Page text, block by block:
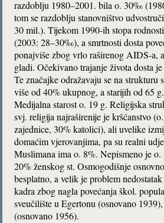
razdoblju 1980–2001. bila o. 30‰
tom se razdoblju stanovništvo
30 mil.). Tijekom 1990-ih stopa
(2003: 28–30‰), a smrtnosti dosta
ponajviše zbog vrlo raširenog AIDS-a,
gladi. Očekivano trajanje života dosta
Te značajke odražavaju se na strukturu
više od 40% ukupnog, a starijih od 65
Medijalna starost o. 19 g. Religijska
svj. religija najraširenije je kršćanstvo
zajednice, 30% katolici), ali uvelike
domaćim vjerovanjima, pa su realni
Muslimana ima o. 8%. Nepismeno je
20% ženskog st. Osmogodišnje
besplatno, a velik je problem
kadra zbog nagla povećanja škol.
sveučilište u Egertonu (osnovano
(osnovano 1956).